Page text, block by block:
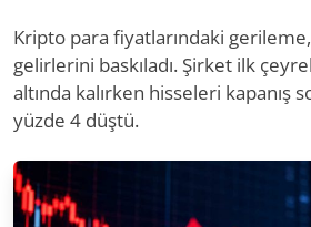
Kripto para fiyatlarındaki
gelirlerini baskıladı. Şirket ilk
altında kalırken hisseleri kapanış
yüzde 4 düştü.